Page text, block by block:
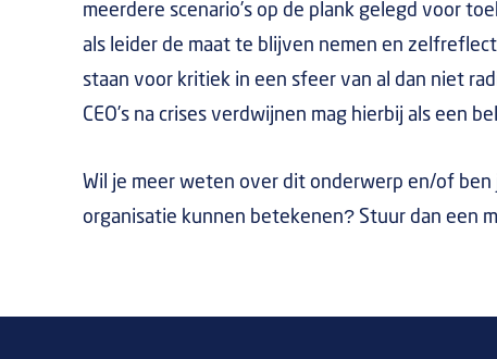
meerdere scenario’s op de plank gelegd voor
als leider de maat te blijven nemen en
staan voor kritiek in een sfeer van al dan niet
CEO’s na crises verdwijnen mag hierbij als een
Wil je meer weten over dit onderwerp en/of
organisatie kunnen betekenen? Stuur dan een